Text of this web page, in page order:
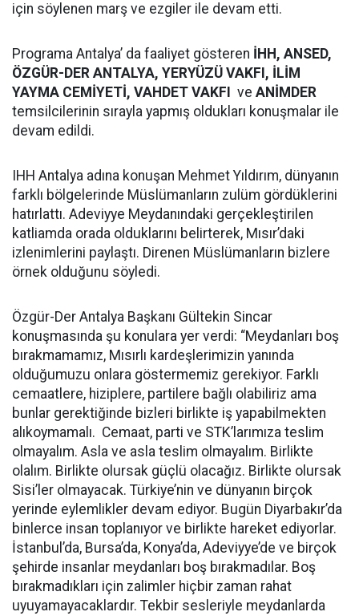
için söylenen marş ve ezgiler ile devam etti.
Programa Antalya’ da faaliyet gösteren İHH, ANSED,
ÖZGÜR-DER ANTALYA, YERYÜZÜ VAKFI, İLİM
YAYMA CEMİYETİ, VAHDET VAKFI
ve ANİMDER
temsilcilerinin sırayla yapmış oldukları konuşmalar ile
devam edildi.
IHH Antalya adına konuşan Mehmet Yıldırım, dünyanın
farklı bölgelerinde Müslümanların zulüm gördüklerini
hatırlattı. Adeviyye Meydanındaki gerçekleştirilen
katliamda orada olduklarını belirterek, Mısır’daki
izlenimlerini paylaştı. Direnen Müslümanların bizlere
örnek olduğunu söyledi.
Özgür-Der Antalya Başkanı Gültekin Sincar
konuşmasında şu konulara yer verdi: “Meydanları boş
bırakmamamız, Mısırlı kardeşlerimizin yanında
olduğumuzu onlara göstermemiz gerekiyor. Farklı
cemaatlere, hiziplere, partilere bağlı olabiliriz ama
bunlar gerektiğinde bizleri birlikte iş yapabilmekten
alıkoymamalı. Cemaat, parti ve STK’larımıza teslim
olmayalım. Asla ve asla teslim olmayalım. Birlikte
olalım. Birlikte olursak güçlü olacağız. Birlikte olursak
Sisi’ler olmayacak. Türkiye’nin ve dünyanın birçok
yerinde eylemlikler devam ediyor. Bugün Diyarbakır’da
binlerce insan toplanıyor ve birlikte hareket ediyorlar.
İstanbul’da, Bursa’da, Konya’da, Adeviyye’de ve birçok
şehirde insanlar meydanları boş bırakmadılar. Boş
bırakmadıkları için zalimler hiçbir zaman rahat
uyuyamayacaklardır. Tekbir sesleriyle meydanlarda